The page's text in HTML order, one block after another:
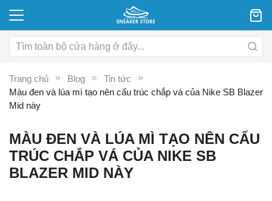
Trang chủ Blog
Tin tức
Màu đen và lúa mì tạo nên cấu trúc chắp vá của Nike SB Blazer
Mid này
MÀU ĐEN VÀ LÚA MÌ TẠO NÊN CẤU
TRÚC CHẮP VÁ CỦA NIKE SB
BLAZER MID NÀY